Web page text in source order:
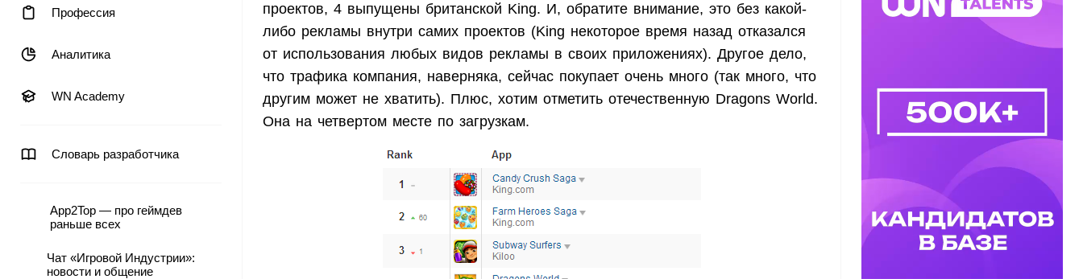
Профессия
Аналитика
WN Academy
Словарь разработчика
App2Top — про геймдев
раньше всех
Чат «Игровой Индустрии»:
новости и общение
проектов, 4 выпущены британской King. И, обратите внимание, это без какой-
либо рекламы внутри самих проектов (King некоторое время назад отказался
от использования любых видов рекламы в своих приложениях). Другое дело,
что трафика компания, наверняка, сейчас покупает очень много (так много, что
другим может не хватить). Плюс, хотим отметить отечественную Dragons World.
Она на четвертом месте по загрузкам.